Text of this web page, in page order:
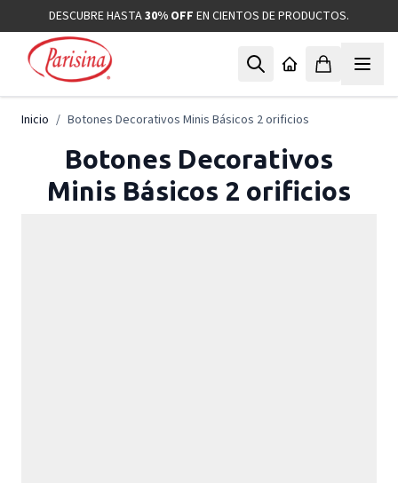
Ir al contenidoDESCUBRE HASTA30% OFF EN CIENTOS DE PRODUCTOS.
Inicio / Botones Decorativos Minis Básicos 2 orificios
Botones Decorativos
Minis Básicos 2 orificios